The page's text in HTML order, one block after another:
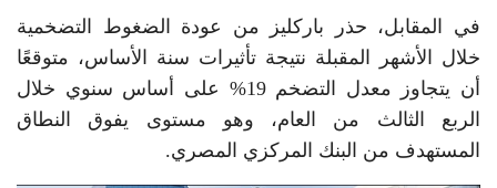
في المقابل، حذر باركليز من عودة الضغوط التضخمية
خلال الأشهر المقبلة نتيجة تأثيرات سنة الأساس، متوقعًا
أن يتجاوز معدل التضخم 19% على أساس سنوي خلال
الربع الثالث من العام، وهو مستوى يفوق النطاق
المستهدف من البنك المركزي المصري.